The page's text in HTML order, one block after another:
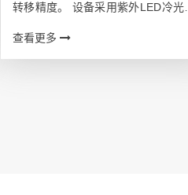
转移精度。 设备采用紫外LED冷光
半角＜2°的平行光，相较传统接触式
查看更多